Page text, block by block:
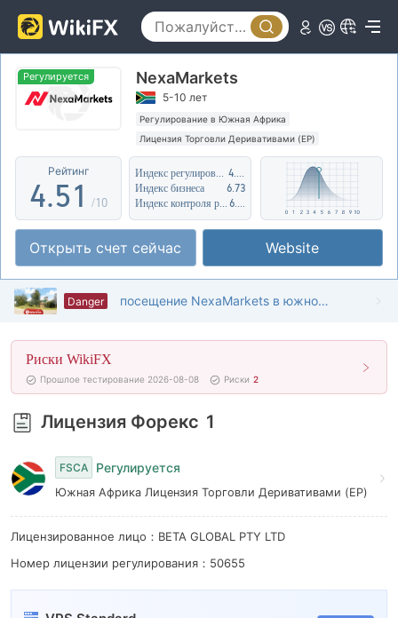
Регулируется NexaMarkets
5-10 лет
Регулирование в Южная Африка
Лицензия Торговли Деривативами (EP)
Регион деятельности подозрителен
Высокие потенциальные риски
Рейтинг
0
1
3
4
5
6
7
8
9
.
0
1
2
4
5
6
7
8
9
0
1
2
3
4
5
6
7
8
9
/10
Индекс бизнеса
6.73
Открыть счет сейчас Website
Danger посещение NexaMarkets в южной африке -- офис не найден
Риски WikiFX
Прошлое тестирование 2026-08-08 Риски 2
Лицензия Форекс 1
FSCA Регулируется
Южная Африка Лицензия Торговли Деривативами (EP)
Лицензированное лицо：BETA GLOBAL PTY LTD
Номер лицензии регулирования：50655